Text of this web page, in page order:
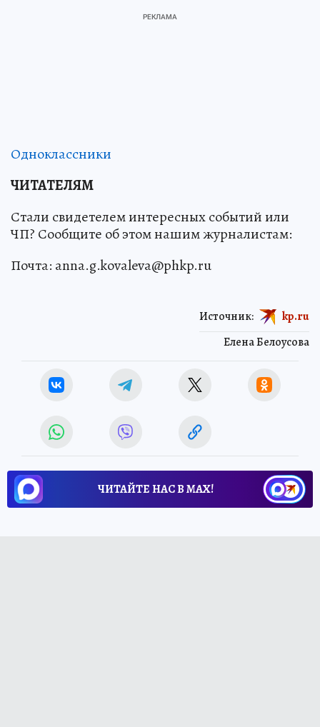
Одноклассники
ЧИТАТЕЛЯМ
Стали свидетелем интересных событий или
ЧП? Сообщите об этом нашим журналистам:
Почта: anna.g.kovaleva@phkp.ru
Елена Белоусова
Источник: kp.ru
ЧИТАЙТЕ НАС В МАХ!